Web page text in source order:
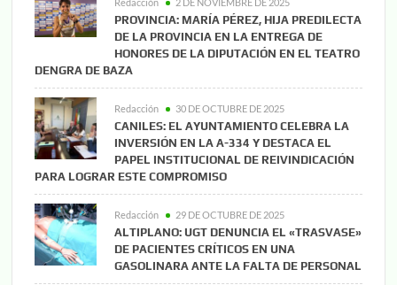
PROVINCIA: MARÍA PÉREZ, HIJA PREDILECTA
DE LA PROVINCIA EN LA ENTREGA DE
HONORES DE LA DIPUTACIÓN EN EL TEATRO
DENGRA DE BAZA
Redacción 30 DE OCTUBRE DE 2025
CANILES: EL AYUNTAMIENTO CELEBRA LA
INVERSIÓN EN LA A-334 Y DESTACA EL
PAPEL INSTITUCIONAL DE REIVINDICACIÓN
PARA LOGRAR ESTE COMPROMISO
Redacción 29 DE OCTUBRE DE 2025
ALTIPLANO: UGT DENUNCIA EL «TRASVASE»
DE PACIENTES CRÍTICOS EN UNA
GASOLINARA ANTE LA FALTA DE PERSONAL